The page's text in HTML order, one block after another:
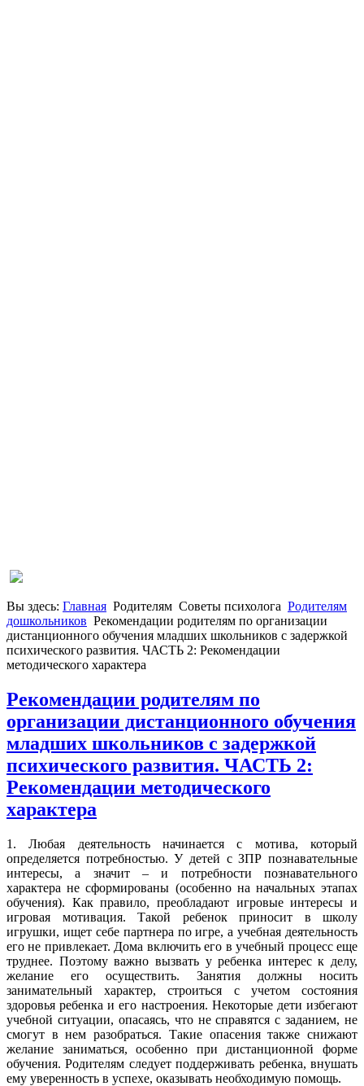
Вы здесь: Главная Родителям Советы психолога Родителям
дошкольников Рекомендации родителям по организации
дистанционного обучения младших школьников с задержкой
психического развития. ЧАСТЬ 2: Рекомендации
методического характера
Рекомендации родителям по
организации дистанционного обучения
младших школьников с задержкой
психического развития. ЧАСТЬ 2:
Рекомендации методического
характера
1. Любая деятельность начинается с мотива, который
определяется потребностью. У детей с ЗПР познавательные
интересы, а значит – и потребности познавательного
характера не сформированы (особенно на начальных этапах
обучения). Как правило, преобладают игровые интересы и
игровая мотивация. Такой ребенок приносит в школу
игрушки, ищет себе партнера по игре, а учебная деятельность
его не привлекает. Дома включить его в учебный процесс еще
труднее. Поэтому важно вызвать у ребенка интерес к делу,
желание его осуществить. Занятия должны носить
занимательный характер, строиться с учетом состояния
здоровья ребенка и его настроения. Некоторые дети избегают
учебной ситуации, опасаясь, что не справятся с заданием, не
смогут в нем разобраться. Такие опасения также снижают
желание заниматься, особенно при дистанционной форме
обучения. Родителям следует поддерживать ребенка, внушать
ему уверенность в успехе, оказывать необходимую помощь.